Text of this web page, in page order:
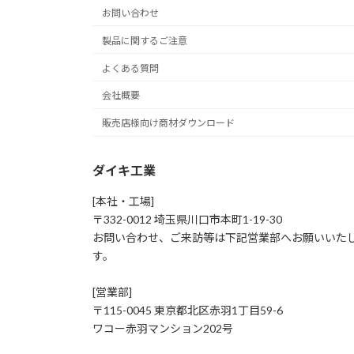
お問い合わせ
製品に関するご注意
よくある質問
会社概要
販売店様向け商材ダウンロード
ダイキ工業
[本社・工場]
〒332-0012 埼玉県川口市本町1-19-30
お問い合わせ、ご来訪等は下記営業部へお願いいた
す。
[営業部]
〒115-0045 東京都北区赤羽1丁目59-6
ワコー赤羽マンション202号